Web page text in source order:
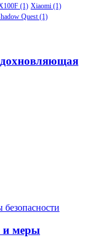
(1) Xiaomi (1)
Quest (1)
и меры